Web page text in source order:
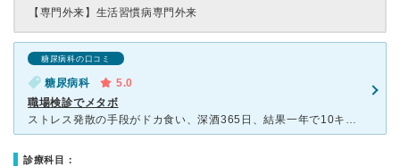
【専門外来】 生活習慣病専門外来
糖尿病科の口コミ
糖尿病科
5.0
職場検診でメタボ
ストレス発散の手段がドカ食い、深酒365日、結果一年で10キロ増加という情け無い不摂生のツケがまわり 産業医より根気強い説得を受け、ビデオ面談でこちらを検索してもらい、初めて受診しました。
診療科目：